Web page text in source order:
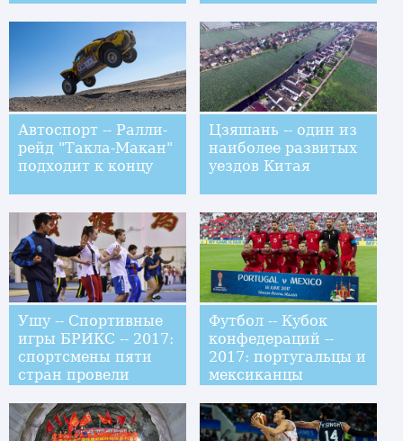
Автоспорт -- Ралли-
рейд "Такла-Макан"
подходит к концу
Цзяшань -- один из
наиболее развитых
уездов Китая
Ушу -- Спортивные
игры БРИКС -- 2017:
спортсмены пяти
стран провели
тренировку
Футбол -- Кубок
конфедераций --
2017: португальцы и
мексиканцы